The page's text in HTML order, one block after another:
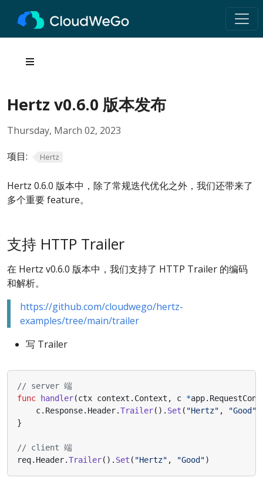
Hertz v0.6.0 版本发布
Thursday, March 02, 2023
项目:
Hertz
Hertz 0.6.0 版本中，除了常规迭代优化之外，我们还带来了
多个重要 feature。
支持 HTTP Trailer
在 Hertz v0.6.0 版本中，我们支持了 HTTP Trailer 的编码
和解析。
https://github.com/cloudwego/hertz-
examples/tree/main/trailer
写 Trailer
// server 端
func
handler(ctx context . Context , c *app.
c. Response. Header.Trailer(). Set ( "Hertz" , "Good"
}
// client 端
req. Header.Trailer(). Set ( "Hertz" , "Good")